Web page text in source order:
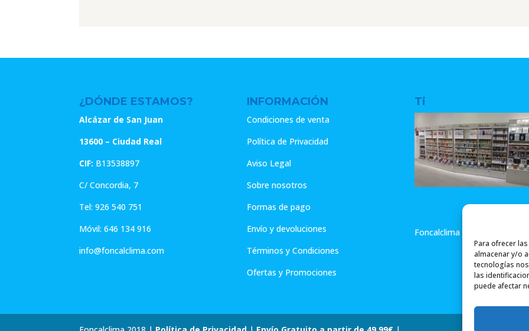
Para ofrecer
almacenar y/o
tecnologías
las
puede afectar
¿DÓNDE ESTAMOS?
Alcázar de San Juan
13600 – Ciudad Real
CIF: B13538897
C/ Concordia, 7
Tel:926 540 751
Móvil:646 134 916
info@foncalclima.com
INFORMACIÓN
Condiciones de venta
Política de Privacidad
Aviso Legal
Sobre nosotros
Formas de pago
Envío y devoluciones
Términos y Condiciones
Ofertas y Promociones
Ti
Foncalclima - Aromas de